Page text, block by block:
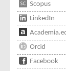
Scopus
LinkedIn
Orcid
Facebook